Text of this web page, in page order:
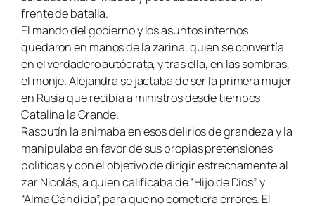
frente de batalla.
El mando del gobierno y los asuntos internos
quedaron en manos de la zarina, quien se convertía
en el verdadero autócrata, y tras ella, en las sombras,
el monje. Alejandra se jactaba de ser la primera mujer
en Rusia que recibía a ministros desde tiempos
Catalina la Grande.
Rasputín la animaba en esos delirios de grandeza y la
manipulaba en favor de sus propias pretensiones
políticas y con el objetivo de dirigir estrechamente al
zar Nicolás, a quien calificaba de “Hijo de Dios” y
“Alma Cándida”, para que no cometiera errores. El